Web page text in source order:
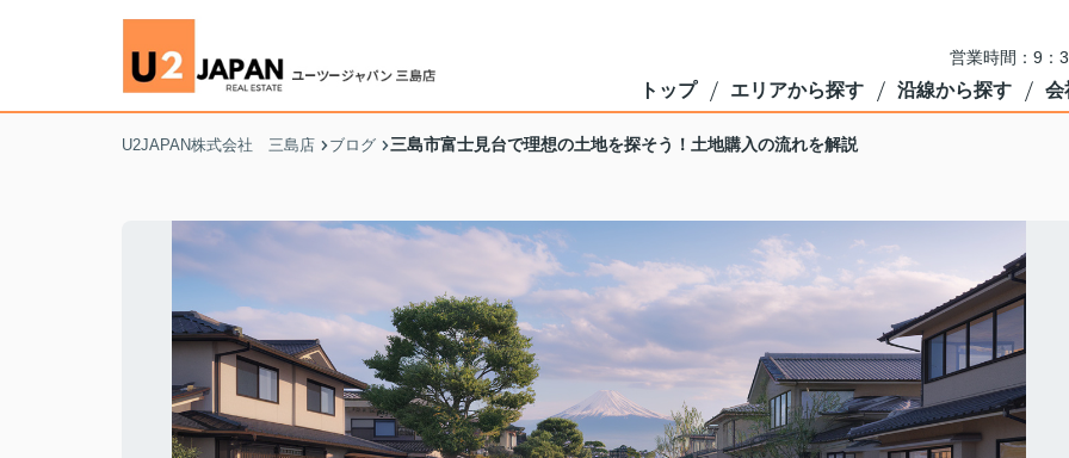
営業時間：9：
トップ エリアから探す 沿線から探す 会
U2JAPAN株式会社 三島店 ブログ 三島市富士見台で理想の土地を探そう！土地購入の流れを解説